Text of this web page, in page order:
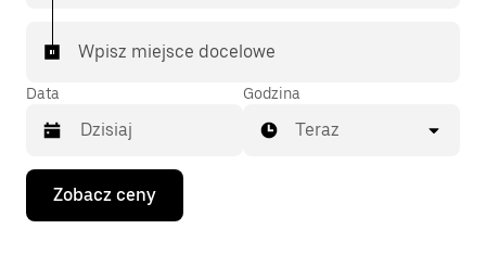
Wpisz miejsce docelowe
Data
Naciśnij
klawisz
strzałki
Godzina
Teraz
Zobacz ceny